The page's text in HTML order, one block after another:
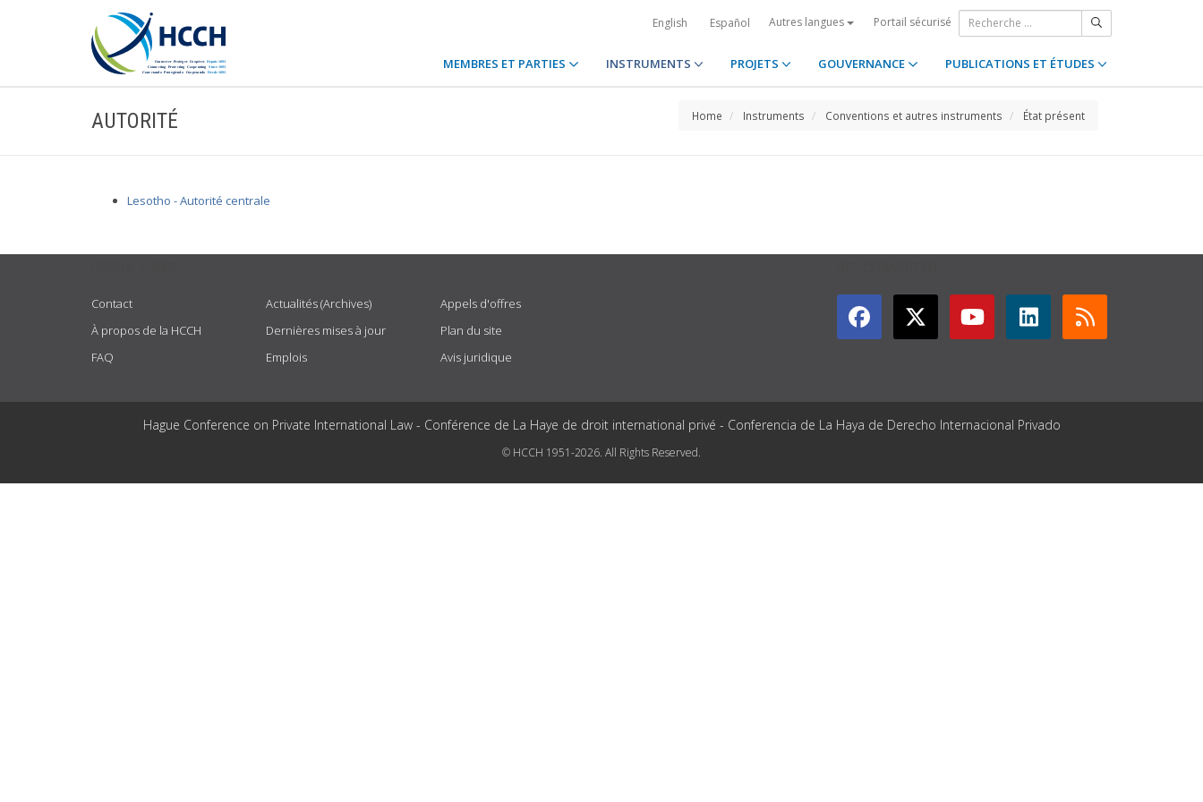
English Español Autres langues Portail sécurisé
MEMBRES ET PARTIES INSTRUMENTS PROJETS GOUVERNANCE PUBLICATIONS ET ÉTUDES
AUTORITÉ Home Instruments Conventions et autres instruments État présent
Lesotho - Autorité centrale
Contact
À propos de la HCCH
FAQ
Actualités (Archives)
Dernières mises à jour
Emplois
Appels d'offres
Plan du site
Avis juridique
Hague Conference on Private International Law - Conférence de La Haye de droit international privé - Conferencia de La Haya de Derecho Internacional Privado
© HCCH 1951-2026. All Rights Reserved.